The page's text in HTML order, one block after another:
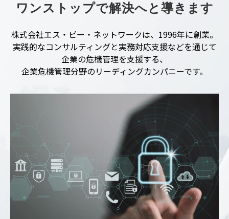
ワンストップで解決へと導きます
株式会社エス・ピー・ネットワークは、1996年に創業。
実践的なコンサルティングと実務対応支援などを通じて
企業の危機管理を支援する、
企業危機管理分野のリーディングカンパニーです。